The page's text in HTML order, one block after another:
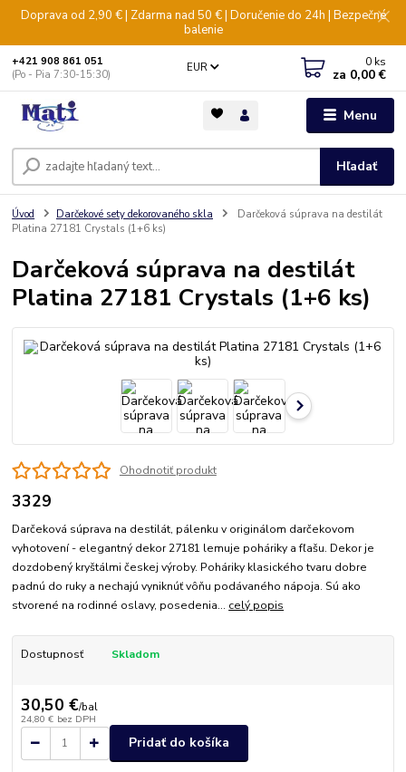
Doprava od 2,90 € | Zdarma nad 50 € | Doručenie do 24h | Bezpečné
balenie
Menu
EUR
Hľadať
+421 908 861 051
(Po - Pia 7:30-15:30)
0 ks
za 0,00 €
Úvod Darčekové sety dekorovaného skla
Darčeková súprava na destilát
Platina 27181 Crystals (1+6 ks)
Darčeková súprava na destilát
Platina 27181 Crystals (1+6 ks)
Ohodnotiť produkt
3329
Darčeková súprava na destilát, pálenku v originálom darčekovom
vyhotovení - elegantný dekor 27181 lemuje poháriky a fľašu. Dekor je
dozdobený kryštálmi českej výroby. Poháriky klasického tvaru dobre
padnú do ruky a nechajú vyniknúť vôňu podávaného nápoja. Sú ako
stvorené na rodinné oslavy, posedenia... celý popis
Dostupnosť Skladom
30,50 €/bal
24,80 € bez DPH
Pridať do košíka